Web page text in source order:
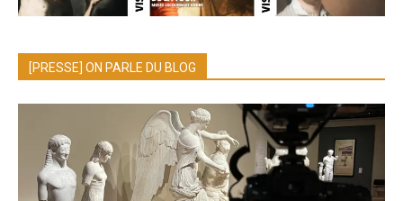
[PRESSE] ON PARLE DU BLOG